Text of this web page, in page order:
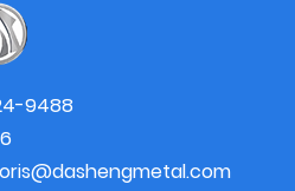
9488